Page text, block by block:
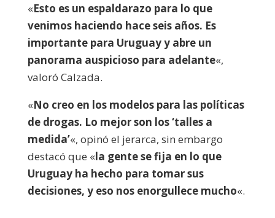
«Esto es un espaldarazo para lo que
venimos haciendo hace seis años. Es
importante para Uruguay y abre un
panorama auspicioso para adelante«,
valoró Calzada.
«No creo en los modelos para las políticas
de drogas. Lo mejor son los ‘talles a
medida’«, opinó el jerarca, sin embargo
destacó que «la gente se fija en lo que
Uruguay ha hecho para tomar sus
decisiones, y eso nos enorgullece mucho«.